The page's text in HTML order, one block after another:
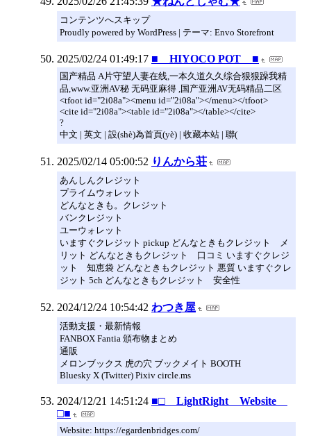
コンテンツへスキップ
Proudly powered by WordPress | テーマ: Envo Storefront
2025/02/24 01:49:17 ■ HIYOCO POT ■
国产精品 A片守望人妻在线,一本久道久久综合狠狠躁我精
品,www.亚洲AV秘 无码亚麻得 ,国产亚洲AV无码精品二区
<tfoot id="2i08a"><menu id="2i08a"></menu></tfoot>
<cite id="2i08a"><table id="2i08a"></table></cite>
?
中文 | 英文 | 設(shè)為首頁(yè) | 收藏本站 | 聯(
2025/02/14 05:00:52 りんから荘
あんしんクレジット
プライムウォレット
どんなときも。クレジット
バンクレジット
ユーウォレット
いますぐクレジット pickup どんなときもクレジット メ
リット どんなときもクレジット 口コミ いますぐクレジ
ット 知恵袋 どんなときもクレジット 悪質 いますぐクレ
ジット 5ch どんなときもクレジット 安全性
2024/12/24 10:54:42 わつき屋
活動支援・最新情報
FANBOX Fantia 頒布物まとめ
通販
メロンブックス 虎の穴 ブックメイト BOOTH
Bluesky X (Twitter) Pixiv circle.ms
2024/12/21 14:51:24 ■□ LightRight Website
□■
Website: https://egardenbridges.com/